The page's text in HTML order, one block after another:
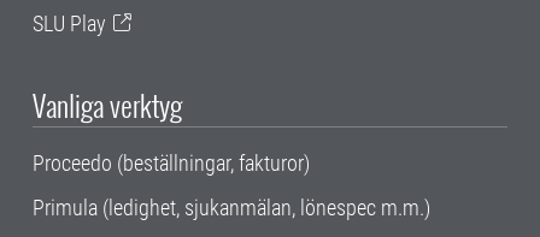
SLU Play
Vanliga verktyg
Proceedo (beställningar, fakturor)
Primula (ledighet, sjukanmälan, lönespec m.m.)